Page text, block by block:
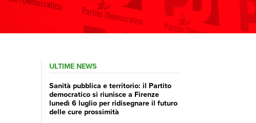
ULTIME NEWS
Sanità pubblica e territorio: il Partito
democratico si riunisce a Firenze
lunedì 6 luglio per ridisegnare il futuro
delle cure prossimità